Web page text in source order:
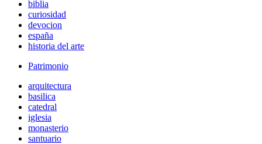
biblia
curiosidad
devocion
españa
historia del arte
Patrimonio
arquitectura
basilica
catedral
iglesia
monasterio
santuario